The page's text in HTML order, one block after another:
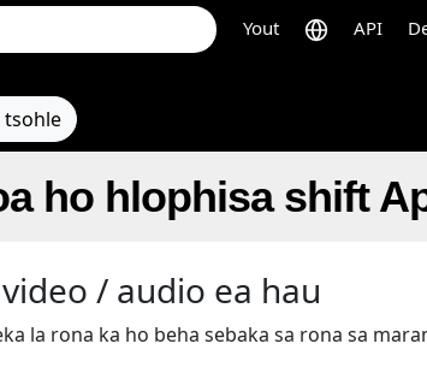
Yout API
ho hlophisa shift
/ audio ea hau
la rona ka ho beha sebaka sa rona sa